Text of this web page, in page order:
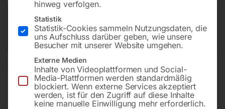
Versandkosten Standard (Österreich):
Bitte beachten Sie: Die Versandkosten gelten für Österreich.
Andere Länder können abweichen.
In den Warenkorb
hinweg verfolgen.
Statistik
Statistik-Cookies sammeln Nutzungsdaten, die
uns Aufschluss darüber geben, wie unsere
Besucher mit unserer Website umgehen.
Externe Medien
Inhalte von Videoplattformen und Social-
Media-Plattformen werden standardmäßig
blockiert. Wenn externe Services akzeptiert
werden, ist für den Zugriff auf diese Inhalte
keine manuelle Einwilligung mehr erforderlich.